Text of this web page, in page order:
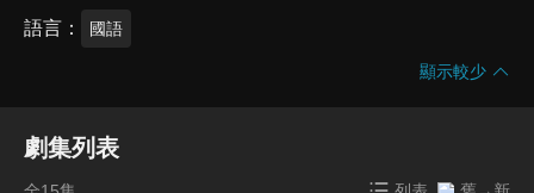
語言 國語
顯示較少
劇集列表